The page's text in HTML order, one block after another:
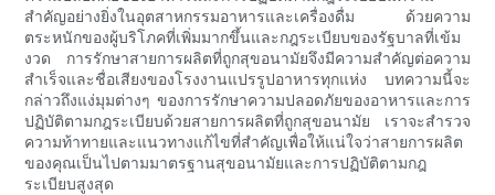
สำคัญอย่างยิ่งในอุตสาหกรรมอาหารและเครื่องดื่ม ด้วยความ
ตระหนักของผู้บริโภคที่เพิ่มมากขึ้นและกฎระเบียบของรัฐบาลที่เข้ม
งวด การรักษาสายการผลิตที่ถูกสุขอนามัยจึงมีความสำคัญต่อความ
สำเร็จและชื่อเสียงของโรงงานแปรรูปอาหารทุกแห่ง บทความนี้จะ
กล่าวถึงแง่มุมต่างๆ ของการรักษาความปลอดภัยของอาหารและการ
ปฏิบัติตามกฎระเบียบด้วยสายการผลิตที่ถูกสุขอนามัย เราจะสำรวจ
ความท้าทายและแนวทางแก้ไขที่สำคัญเพื่อให้แน่ใจว่าสายการผลิต
ของคุณเป็นไปตามมาตรฐานสุขอนามัยและการปฏิบัติตามกฎ
ระเบียบสูงสุด